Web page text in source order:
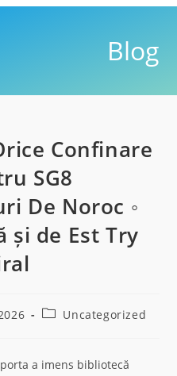
Blog
Confinare
SG8
De Noroc ◦
și de Est Try
Uncategorized
a imens bibliotecă